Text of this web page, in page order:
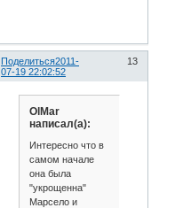
Поделиться 13
2011-
07-19 22:02:52
OlMar
написал(а):
Интересно что в
самом начале
она была
"укрощенна"
Марсело и